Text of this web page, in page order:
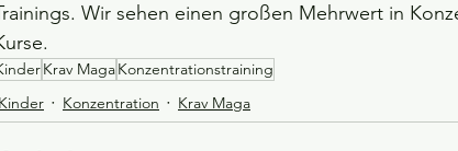
Wir sehen einen großen Mehrwert in
Krav MagaKonzentrationstraining
Kinder
Konzentration Krav Maga